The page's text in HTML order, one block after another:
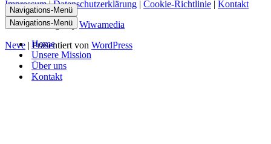
Navigations-Menü
Navigations-Menü
Home
Unsere Mission
Über uns
Kontakt
Impressum|Datenschutzerklärung | Cookie-Richtlinie | Kontakt
Website Design by Wiwamedia
Neve | Präsentiert von WordPress